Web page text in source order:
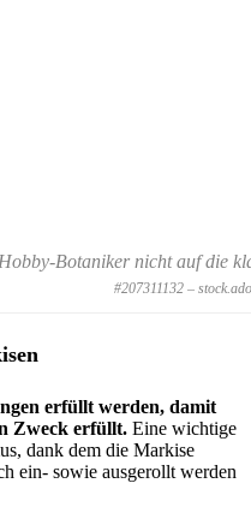
Botaniker nicht auf die
#207311132 –
erfüllt werden, damit
Zweck erfüllt. Eine wichtige
dank dem die Markise
ein- sowie ausgerollt werden